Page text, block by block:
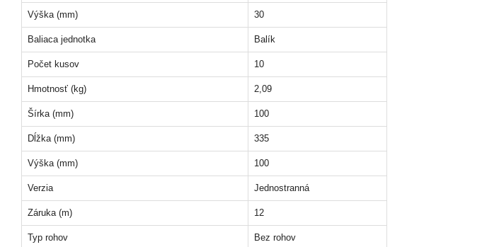
Výška (mm) 30
Baliaca jednotka Balík
Počet kusov 10
Hmotnosť (kg) 2,09
Šírka (mm) 100
Dĺžka (mm) 335
Výška (mm) 100
Verzia Jednostranná
Záruka (m) 12
Typ rohov Bez rohov